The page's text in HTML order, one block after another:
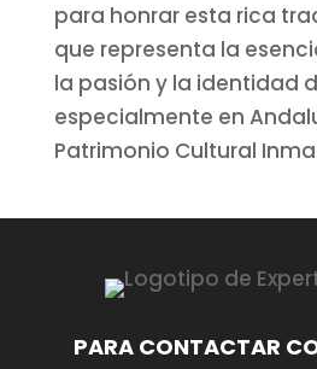
para honrar esta rica
que representa la
la pasión y la identidad
especialmente en
Patrimonio Cultural
PARA CONTACTAR